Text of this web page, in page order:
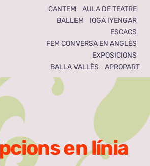
Toggle
Seccions
CANTEM
AULA DE TEATRE
BALLEM
IOGA IYENGAR
ESCACS
FEM CONVERSA EN ANGLÈS
EXPOSICIONS
BALLA VALLÈS
APROPART
en línia